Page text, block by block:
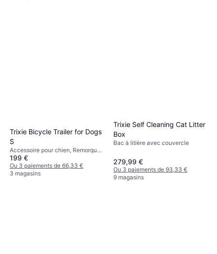
Trixie Bicycle Trailer for Dogs
S
Accessoire pour chien, Remorque
à vélo pour chien
199 €
Ou 3 paiements de 66,33 €
3 magasins
Trixie Self Cleaning Cat Litter
Box
Bac à litière avec couvercle
279,99 €
Ou 3 paiements de 93,33 €
9 magasins